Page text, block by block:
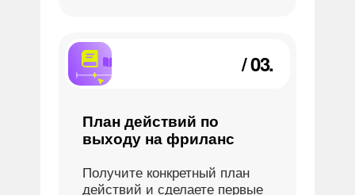
План действий по
выходу на фриланс
Получите конкретный план
действий и сделаете первые
/ 03.